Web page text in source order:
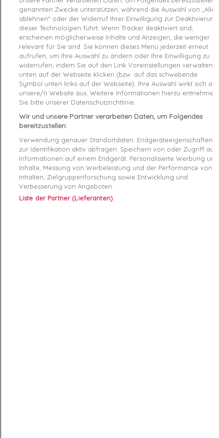
Product Details
Produktsicherheitsverordnung (GPSR)
Reference 392290-03 44
Data sheet
Matière
Conseil pointure Prenez votre pointure habituelle
Genre Homme
Fermeture Lacets
genannten Zwecke unterstützen, während die Auswahl von „Alle
ablehnen“ oder der Widerruf Ihrer Einwilligung zur Deaktivierung
dieser Technologien führt. Wenn Tracker deaktiviert sind,
erscheinen möglicherweise Inhalte und Anzeigen, die weniger
relevant für Sie sind. Sie können dieses Menü jederzeit erneut
aufrufen, um Ihre Auswahl zu ändern oder Ihre Einwilligung zu
widerrufen, indem Sie auf den Link Voreinstellungen verwalten
unten auf der Webseite klicken (bzw. auf das schwebende
Symbol unten links auf der Webseite). Ihre Auswahl wirkt sich auf
unsere/n Website aus. Weitere Informationen hierzu entnehmen
Sie bitte unserer Datenschutzrichtlinie.
Wir und unsere Partner verarbeiten Daten, um Folgendes
bereitzustellen:
Verwendung genauer Standortdaten. Endgeräteeigenschaften
zur Identifikation aktiv abfragen. Speichern von oder Zugriff auf
Informationen auf einem Endgerät. Personalisierte Werbung und
Inhalte, Messung von Werbeleistung und der Performance von
Inhalten, Zielgruppenforschung sowie Entwicklung und
Verbesserung von Angeboten.
Liste der Partner (Lieferanten)